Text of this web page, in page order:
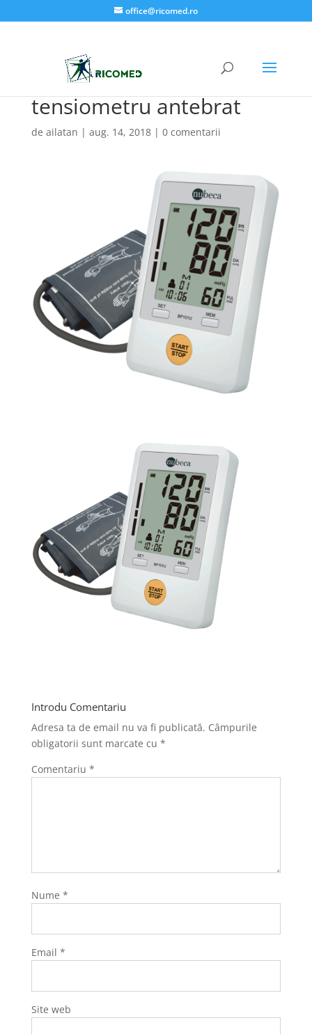
office@ricomed.ro
tensiometru antebrat
de ailatan | aug. 14, 2018| 0 comentarii
Introdu Comentariu
Adresa ta de email nu va fi publicată. Câmpurile
obligatorii sunt marcate cu *
Comentariu *
Nume *
Email *
Site web